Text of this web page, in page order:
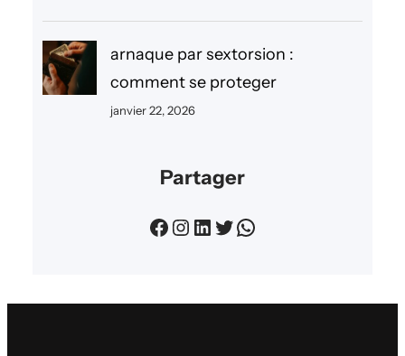
arnaque par sextorsion :
comment se proteger
janvier 22, 2026
Partager
Facebook Instagram LinkedIn Twitter WhatsApp